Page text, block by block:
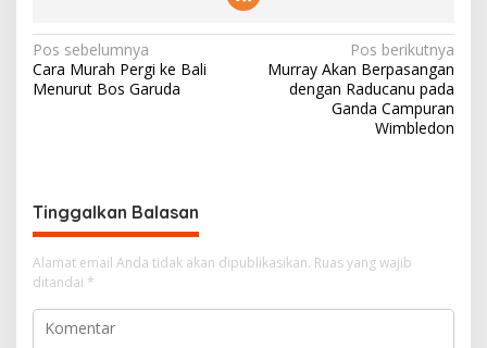
N
a
a
s
i
p
o
Pos sebelumnya
Cara Murah Pergi ke Bali
Menurut Bos Garuda
Pos berikutnya
Murray Akan Berpasangan
dengan Raducanu pada
Ganda Campuran
Wimbledon
Tinggalkan Balasan
Alamat email Anda tidak akan dipublikasikan. Ruas yang wajib
ditandai *